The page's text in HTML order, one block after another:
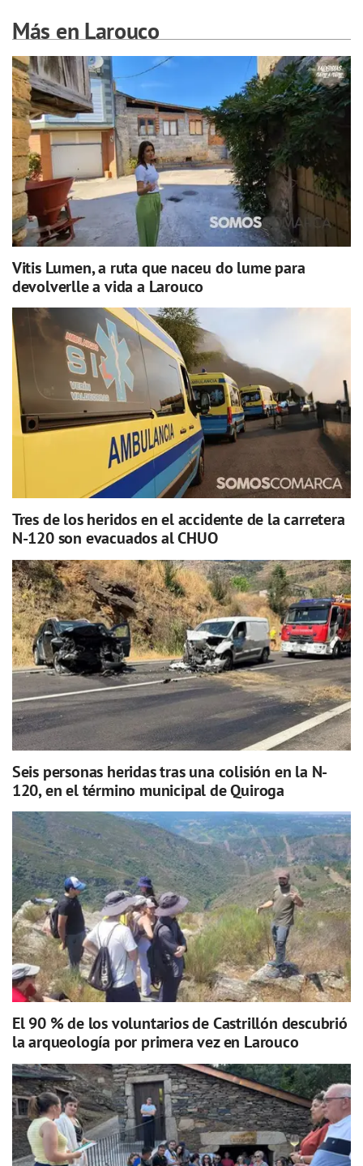
Más en Larouco
Vitis Lumen, a ruta que naceu do lume para
devolverlle a vida a Larouco
Tres de los heridos en el accidente de la carretera
N-120 son evacuados al CHUO
Seis personas heridas tras una colisión en la N-
120, en el término municipal de Quiroga
El 90 % de los voluntarios de Castrillón descubrió
la arqueología por primera vez en Larouco